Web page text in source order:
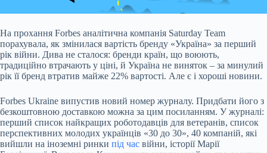
На прохання Forbes аналітична компанія Saturday Team
порахувала, як змінилася вартість бренду «Україна» за перший
рік війни. Дива не сталося: бренди країн, що воюють,
традиційно втрачають у ціні, й Україна не виняток – за минулий
рік її бренд втратив майже 22% вартості. Але є і хороші новини.
Forbes Ukraine випустив новий номер журналу. Придбати його з
безкоштовною доставкою можна за цим посиланням. У журналі:
перший список найкращих роботодавців для ветеранів, список
перспективних молодих українців «30 до 30», 40 компаній, які
вийшли на іноземні ринки під час війни, історії Марії